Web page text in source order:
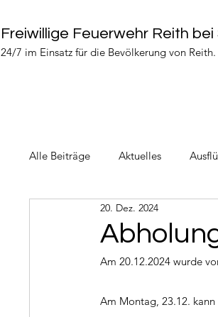
Freiwillige Feuerwehr Reith bei
24/7 im Einsatz für die Bevölkerung von Reith.
Alle Beiträge Aktuelles
Einsätze 2024 Einsätze 2022
20. Dez. 2024
Am 20.12.2024 wurde
Am Montag, 23.12.